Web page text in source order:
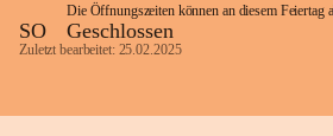
Die Öffnungszeiten können an diesem Feiertag
SO Geschlossen
Zuletzt bearbeitet: 25.02.2025